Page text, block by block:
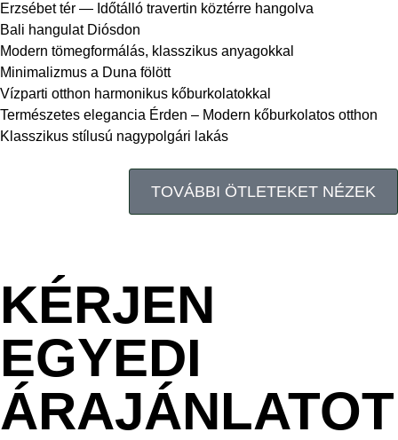
Erzsébet tér — Időtálló travertin köztérre hangolva
Bali hangulat Diósdon
Modern tömegformálás, klasszikus anyagokkal
Minimalizmus a Duna fölött
Vízparti otthon harmonikus kőburkolatokkal
Természetes elegancia Érden – Modern kőburkolatos otthon
Klasszikus stílusú nagypolgári lakás
TOVÁBBI ÖTLETEKET NÉZEK
KÉRJEN
EGYEDI
ÁRAJÁNLATOT